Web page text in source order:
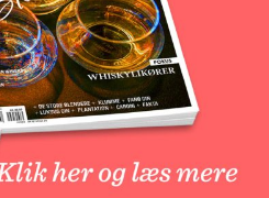
kød og
87